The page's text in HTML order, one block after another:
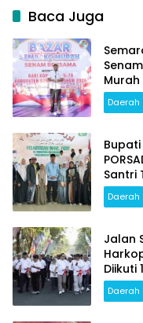
Baca Juga
Daerah
Santri
Daerah
Jalan
Diikuti
Daerah